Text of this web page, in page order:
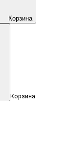
Корзина
Корзина